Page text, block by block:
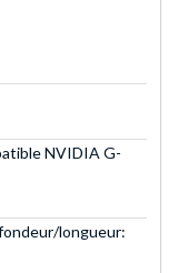
NVIDIA G-
longueur: